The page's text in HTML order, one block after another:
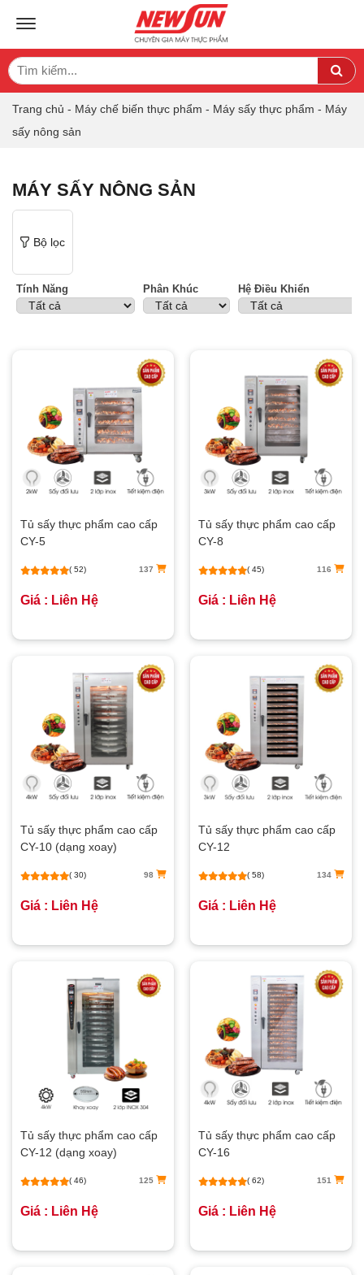
TOGGLE NAVIGATION
Search
for:
Trang chủ - Máy chế biến thực phẩm - Máy sấy thực phẩm - Máy
sấy nông sản
MÁY SẤY NÔNG SẢN
Bộ lọc
Tính Năng Phân Khúc Hệ Điều Khiển
Tủ sấy thực phẩm cao cấp
CY-5
( 52) 137
Giá : Liên Hệ
Tủ sấy thực phẩm cao cấp
CY-8
( 45) 116
Giá : Liên Hệ
Tủ sấy thực phẩm cao cấp
CY-10 (dạng xoay)
( 30) 98
Giá : Liên Hệ
Tủ sấy thực phẩm cao cấp
CY-12
( 58) 134
Giá : Liên Hệ
Tủ sấy thực phẩm cao cấp
CY-12 (dạng xoay)
( 46) 125
Giá : Liên Hệ
Tủ sấy thực phẩm cao cấp
CY-16
( 62) 151
Giá : Liên Hệ